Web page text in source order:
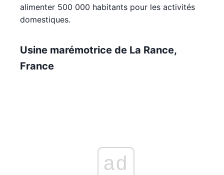
alimenter 500 000 habitants pour les activités
domestiques.
Usine marémotrice de La Rance,
France
ad